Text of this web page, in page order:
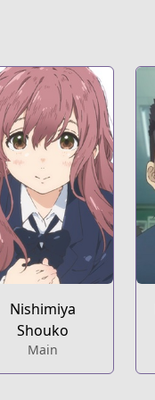
Nishimiya
Shouko
Main